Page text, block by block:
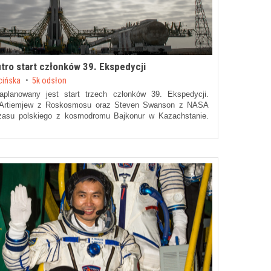
start członków 39. Ekspedycji
5k odsłon
jest start trzech członków 39. Ekspedycji.
z Roskosmosu oraz Steven Swanson z NASA
polskiego z kosmodromu Bajkonur w Kazachstanie.